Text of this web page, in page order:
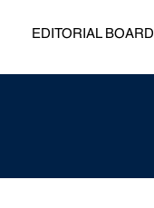
EDITORIAL BOARD